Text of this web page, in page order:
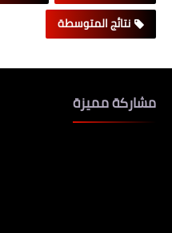
نتائج المتوسطة
مشاركة مميزة